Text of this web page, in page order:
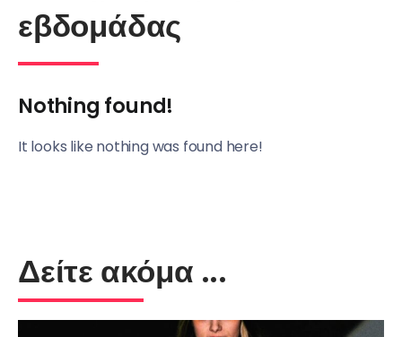
εβδομάδας
Nothing found!
It looks like nothing was found here!
Δείτε ακόμα ...